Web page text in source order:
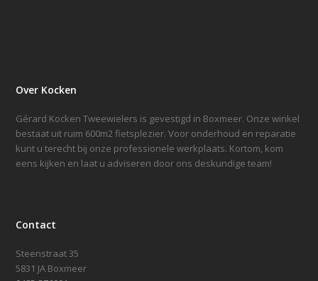
Over Kocken
Gérard Kocken Tweewielers is gevestigd in Boxmeer. Onze winkel
bestaat uit ruim 600m2 fietsplezier. Voor onderhoud en reparatie
kunt u terecht bij onze professionele werkplaats. Kortom, kom
eens kijken en laat u adviseren door ons deskundige team!
Contact
Steenstraat 35
5831 JA Boxmeer